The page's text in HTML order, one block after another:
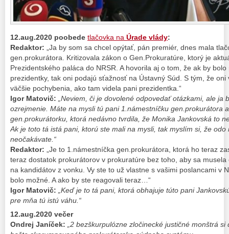
12.aug.2020 poobede tlačovka na Úrade vlády:
Redaktor: „Ja by som sa chcel opýtať, pán premiér, dnes mala
gen.prokurátora. Kritizovala zákon o Gen.Prokuratúre, ktorý je
Prezidentského paláca do NRSR. A hovorila aj o tom, že ak by
prezidentky, tak oni podajú sťažnosť na Ústavný Súd. S tým, že
väčšie pochybenia, ako tam videla pani prezidentka.“
Igor Matovič:
„Neviem, či je dovolené odpovedať otázkami, ale ja
ozrejmenie. Máte na mysli tú pani 1.námestníčku gen.prokurátora
gen.prokurátorku, ktorá nedávno tvrdila, že Monika Jankovská to
Ak je toto tá istá pani, ktorú ste mali na mysli, tak myslím si, že
neočakávate.“
Redaktor: „Je to 1.námestníčka gen.prokurátora, ktorá ho teraz
teraz dostatok prokurátorov v prokuratúre bez toho, aby sa
na kandidátov z vonku. Vy ste to už vlastne s vašimi poslancami v
bolo možné. A ako by ste reagovali teraz…“
Igor Matovič:
„Keď je to tá pani, ktorá obhajuje túto pani
pre mňa tú istú váhu.“
12.aug.2020 večer
Ondrej Janíček:
„2 bezškurpulózne zločinecké justičné monštrá